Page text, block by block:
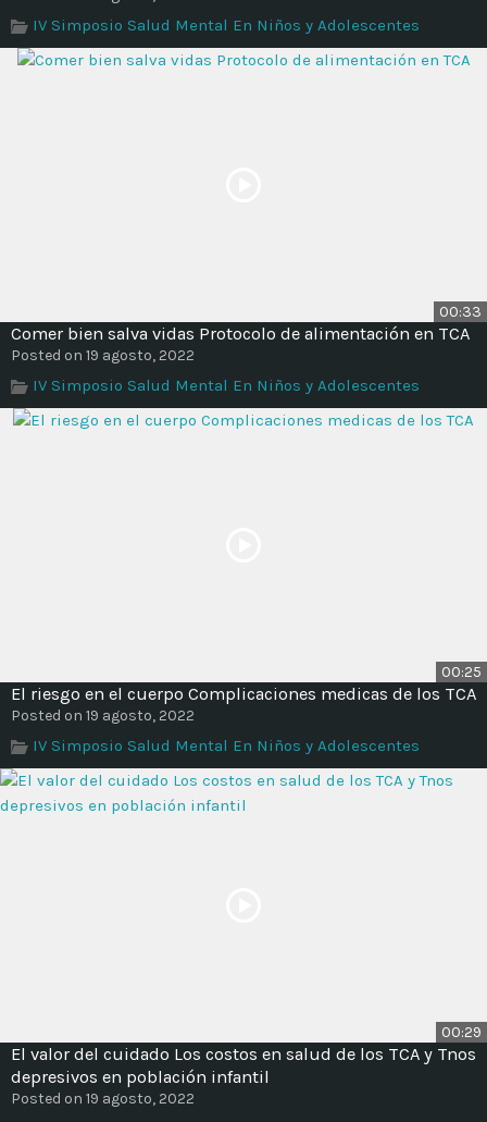
Time
IV Simposio Salud Mental En Niños y Adolescentes
00:33
Comer bien salva vidas Protocolo de alimentación en TCA
Posted on 19 agosto, 2022
IV Simposio Salud Mental En Niños y Adolescentes
00:25
El riesgo en el cuerpo Complicaciones medicas de los TCA
Posted on 19 agosto, 2022
IV Simposio Salud Mental En Niños y Adolescentes
00:29
El valor del cuidado Los costos en salud de los TCA y Tnos
depresivos en población infantil
Posted on 19 agosto, 2022